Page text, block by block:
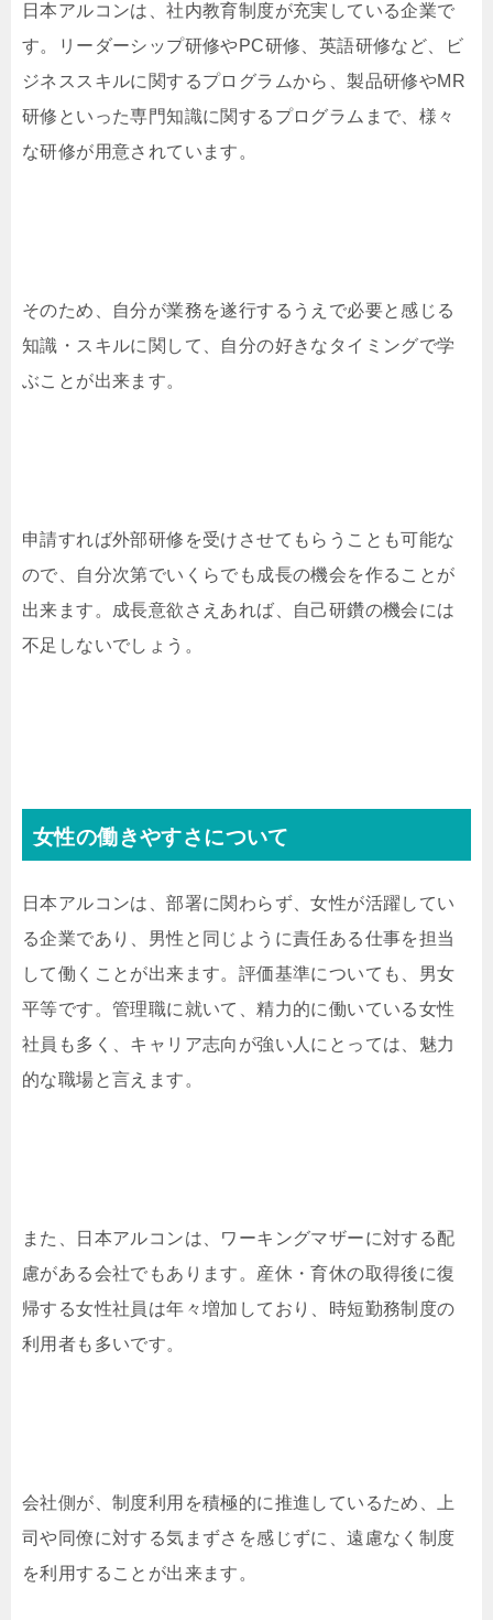
日本アルコンは、社内教育制度が充実している企業で
す。リーダーシップ研修やPC研修、英語研修など、ビ
ジネススキルに関するプログラムから、製品研修やMR
研修といった専門知識に関するプログラムまで、様々
な研修が用意されています。
そのため、自分が業務を遂行するうえで必要と感じる
知識・スキルに関して、自分の好きなタイミングで学
ぶことが出来ます。
申請すれば外部研修を受けさせてもらうことも可能な
ので、自分次第でいくらでも成長の機会を作ることが
出来ます。成長意欲さえあれば、自己研鑽の機会には
不足しないでしょう。
女性の働きやすさについて
日本アルコンは、部署に関わらず、女性が活躍してい
る企業であり、男性と同じように責任ある仕事を担当
して働くことが出来ます。評価基準についても、男女
平等です。管理職に就いて、精力的に働いている女性
社員も多く、キャリア志向が強い人にとっては、魅力
的な職場と言えます。
また、日本アルコンは、ワーキングマザーに対する配
慮がある会社でもあります。産休・育休の取得後に復
帰する女性社員は年々増加しており、時短勤務制度の
利用者も多いです。
会社側が、制度利用を積極的に推進しているため、上
司や同僚に対する気まずさを感じずに、遠慮なく制度
を利用することが出来ます。